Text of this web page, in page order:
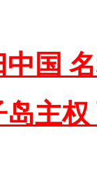
国
主